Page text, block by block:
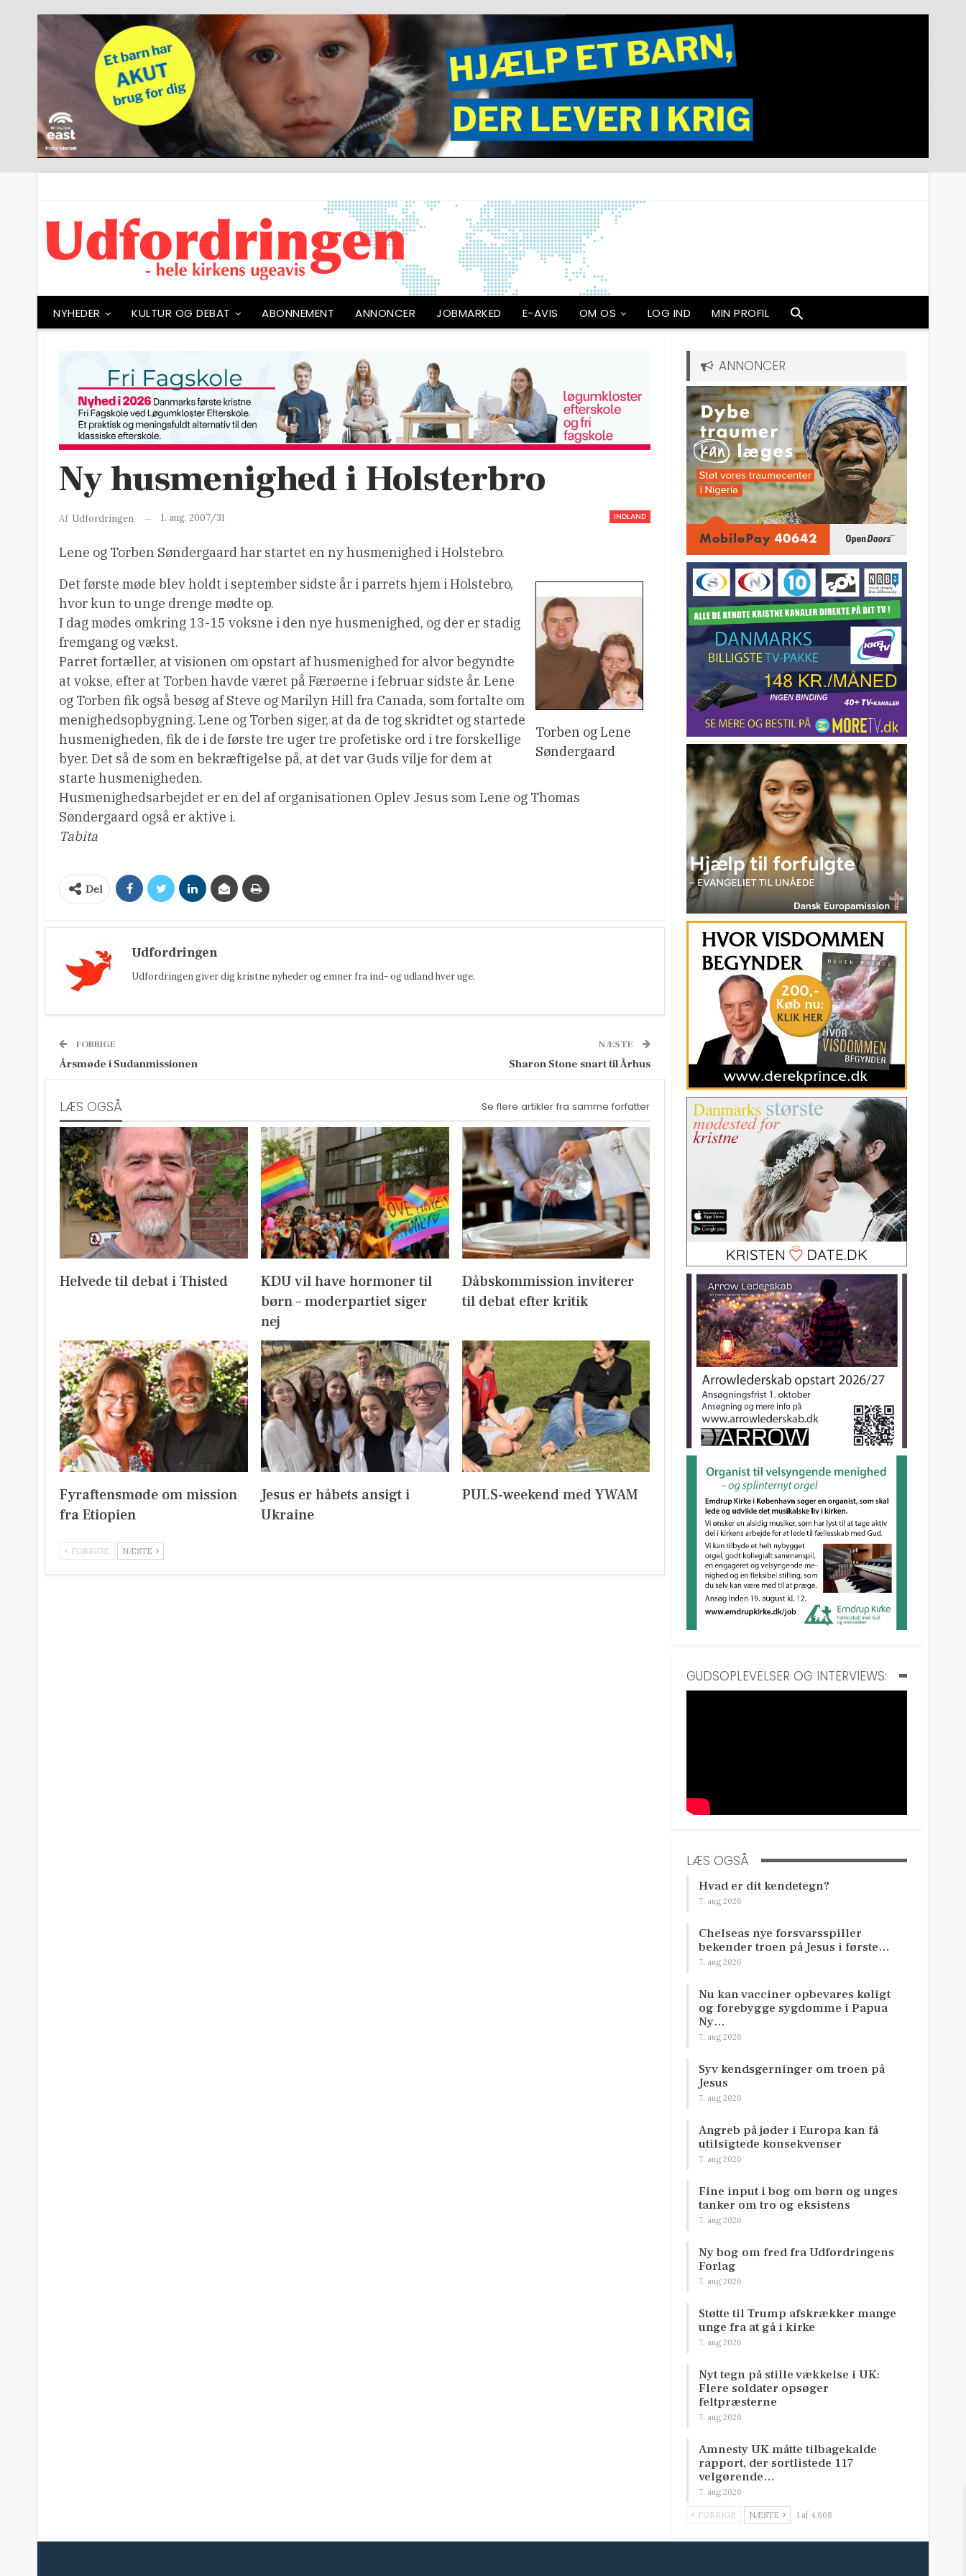
NYHEDER KULTUR OG DEBAT ABONNEMENT ANNONCER JOBMARKED E-AVIS OM OS LOG IND MIN PROFIL
Ny husmenighed i Holsterbro
INDLAND
Af Udfordringen 1. aug. 2007/31
Lene og Torben Søndergaard har startet en ny husmenighed i Holstebro.
Torben og Lene
Søndergaard
Det første møde blev holdt i september sidste år i parrets hjem i Holstebro,
hvor kun to unge drenge mødte op.
I dag mødes omkring 13-15 voksne i den nye husmenighed, og der er stadig
fremgang og vækst.
Parret fortæller, at visionen om opstart af husmenighed for alvor begyndte
at vokse, efter at Torben havde været på Færøerne i februar sidste år. Lene
og Torben fik også besøg af Steve og Marilyn Hill fra Canada, som fortalte om
menighedsopbygning. Lene og Torben siger, at da de tog skridtet og startede
husmenigheden, fik de i de første tre uger tre profetiske ord i tre forskellige
byer. Det så de som en bekræftigelse på, at det var Guds vilje for dem at
starte husmenigheden.
Husmenighedsarbejdet er en del af organisationen Oplev Jesus som Lene og Thomas
Søndergaard også er aktive i.
Tabita
Del
Udfordringen
Udfordringen giver dig kristne nyheder og emner fra ind- og udland hver uge.
FORRIGE
Årsmøde i Sudanmissionen
NÆSTE
Sharon Stone snart til Århus
LÆS OGSÅ Se flere artikler fra samme forfatter
Helvede til debat i Thisted
KDU vil have hormoner til
børn – moderpartiet siger
nej
Dåbskommission inviterer
til debat efter kritik
Fyraftensmøde om mission
fra Etiopien
Jesus er håbets ansigt i
Ukraine
PULS-weekend med YWAM
FORRIGE NÆSTE
ANNONCER
GUDSOPLEVELSER OG INTERVIEWS:
LÆS OGSÅ
Hvad er dit kendetegn?
7. aug 2026
Chelseas nye forsvarsspiller
bekender troen på Jesus i første…
7. aug 2026
Nu kan vacciner opbevares køligt
og forebygge sygdomme i Papua
Ny…
7. aug 2026
Syv kendsgerninger om troen på
Jesus
7. aug 2026
Angreb på jøder i Europa kan få
utilsigtede konsekvenser
7. aug 2026
Fine input i bog om børn og unges
tanker om tro og eksistens
7. aug 2026
Ny bog om fred fra Udfordringens
Forlag
7. aug 2026
Støtte til Trump afskrækker mange
unge fra at gå i kirke
7. aug 2026
Nyt tegn på stille vækkelse i UK:
Flere soldater opsøger
feltpræsterne
7. aug 2026
Amnesty UK måtte tilbagekalde
rapport, der sortlistede 117
velgørende…
7. aug 2026
FORRIGE NÆSTE 1 af 4.668